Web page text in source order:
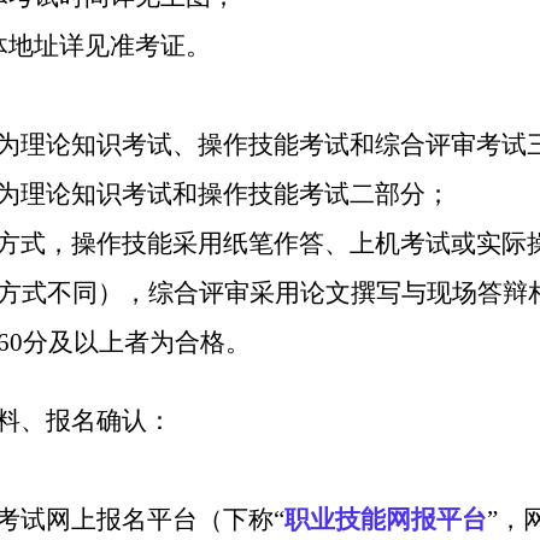
址详见准考证。
理论知识考试、操作技能考试和综合评审考试
理论知识考试和操作技能考试二部分；
式，操作技能采用纸笔作答、上机考试或实际
式不同），综合评审采用论文撰写与现场答辩
分及以上者为合格。
、报名确认：
试网上报名平台（下称“职业技能网报平台”，